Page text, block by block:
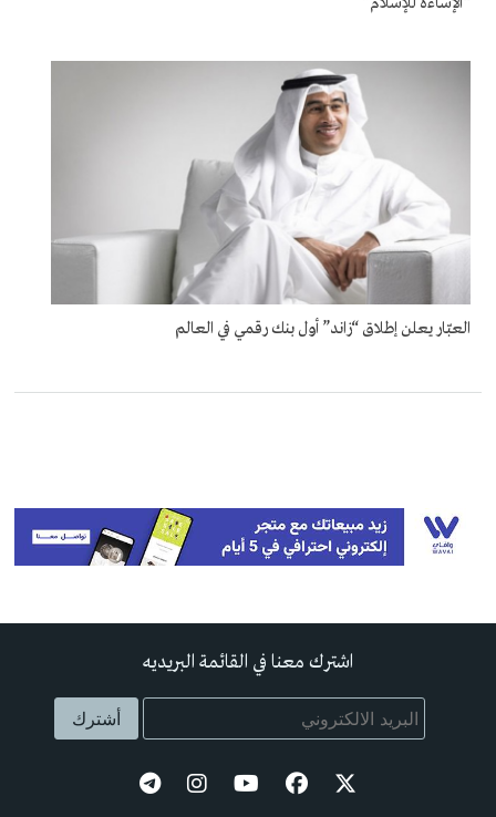
العبّار يعلن إطلاق “زاند” أول بنك رقمي في العالم
اشترك معنا في القائمة البريديه